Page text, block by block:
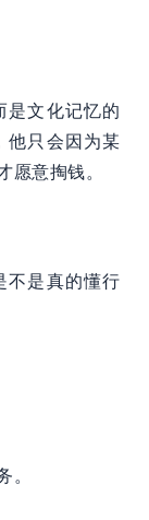
是文化记忆的
他只会因为某
愿意掏钱。
不是真的懂行
。